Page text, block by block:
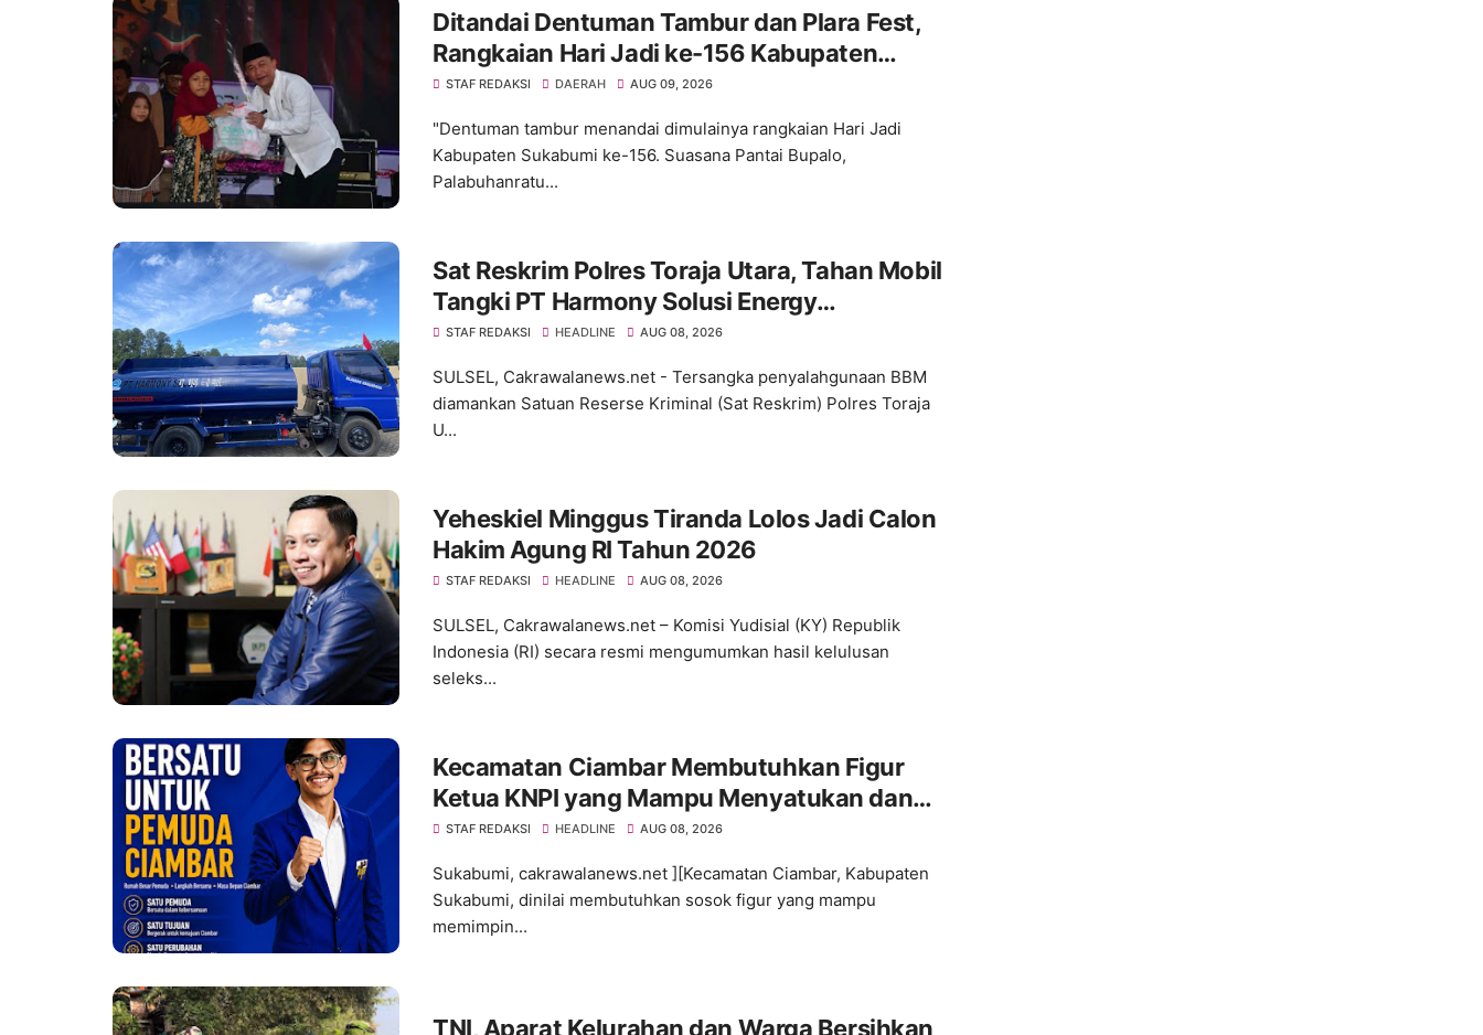
Ditandai Dentuman Tambur dan Plara Fest,
Rangkaian Hari Jadi ke-156 Kabupaten
Sukabumi Dimulai
STAF REDAKSI DAERAH AUG 09, 2026
"Dentuman tambur menandai dimulainya rangkaian Hari Jadi
Kabupaten Sukabumi ke-156. Suasana Pantai Bupalo,
Palabuhanratu...
Sat Reskrim Polres Toraja Utara, Tahan Mobil
Tangki PT Harmony Solusi Energy
Pengangkut BBM Ilegal
STAF REDAKSI HEADLINE AUG 08, 2026
SULSEL, Cakrawalanews.net - Tersangka penyalahgunaan BBM
diamankan Satuan Reserse Kriminal (Sat Reskrim) Polres Toraja
U...
Yeheskiel Minggus Tiranda Lolos Jadi Calon
Hakim Agung RI Tahun 2026
STAF REDAKSI HEADLINE AUG 08, 2026
SULSEL, Cakrawalanews.net – Komisi Yudisial (KY) Republik
Indonesia (RI) secara resmi mengumumkan hasil kelulusan
seleks...
Kecamatan Ciambar Membutuhkan Figur
Ketua KNPI yang Mampu Menyatukan dan
Menggerakkan Pemuda
STAF REDAKSI HEADLINE AUG 08, 2026
Sukabumi, cakrawalanews.net ][Kecamatan Ciambar, Kabupaten
Sukabumi, dinilai membutuhkan sosok figur yang mampu
memimpin...
TNI, Aparat Kelurahan dan Warga Bersihkan